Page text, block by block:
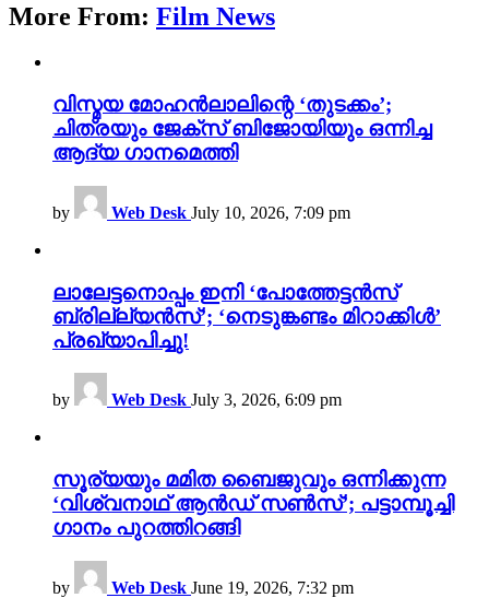
More From: Film News
വിസ്മയ മോഹൻലാലിന്റെ ‘തുടക്കം’;
ചിത്രയും ജേക്സ് ബിജോയിയും ഒന്നിച്ച
ആദ്യ ഗാനമെത്തി
by Web Desk July 10, 2026, 7:09 pm
ലാലേട്ടനൊപ്പം ഇനി ‘പോത്തേട്ടൻസ്
ബ്രില്ല്യൻസ്’; ‘നെടുങ്കണ്ടം മിറാക്കിൾ’
പ്രഖ്യാപിച്ചു!
by Web Desk July 3, 2026, 6:09 pm
സൂര്യയും മമിത ബൈജുവും ഒന്നിക്കുന്ന
‘വിശ്വനാഥ് ആൻഡ് സൺസ്’; പട്ടാമ്പൂച്ചി
ഗാനം പുറത്തിറങ്ങി
by Web Desk June 19, 2026, 7:32 pm